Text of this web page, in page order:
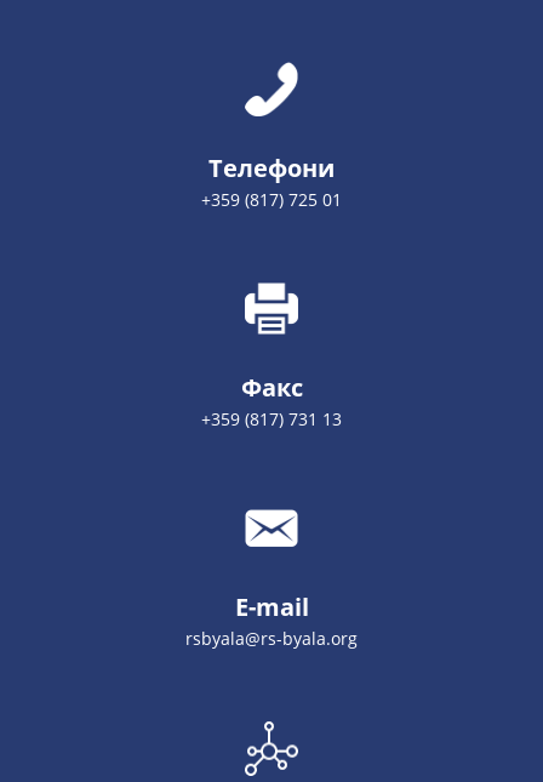
Телефони
+359 (817) 725 01
Факс
+359 (817) 731 13
E-mail
rsbyala@rs-byala.org